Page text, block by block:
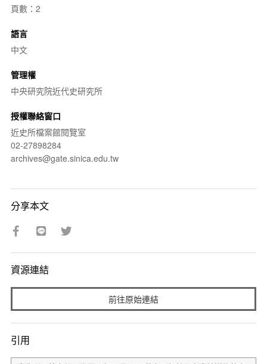
頁數：2
語言
中文
管理權
中央研究院近代史研究所
授權聯絡窗口
近史所檔案館閱覽室
02-27898284
archives@gate.sinica.edu.tw
分享本文
資源連結
前往原始連結
引用